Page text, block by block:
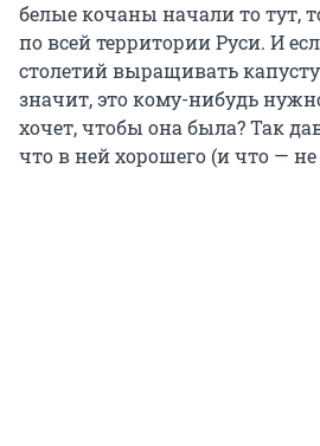
белые кочаны начали то тут,
по всей территории Руси. И
столетий выращивать
значит, это кому-нибудь
хочет, чтобы она была? Так
что в ней хорошего (и что — не